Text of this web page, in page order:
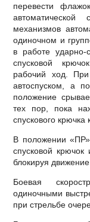
перевести
автоматической
механизмов
одиночном и
в работе ударно-
спусковой
рабочий ход. При
автоспуском, а
положение
тех пор, пока
спускового крючка
В положении «ПР»
спусковой
блокируя
Боевая
одиночными
при стрельбе